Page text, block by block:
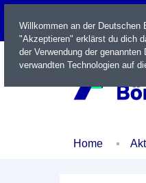
Home
Willkommen an der Deutschen
"Akzeptieren" erklärst du dich
der Verwendung der
verwandten Technologien auf